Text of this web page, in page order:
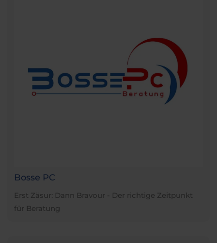
Bosse PC
Erst Zäsur: Dann Bravour - Der richtige Zeitpunkt
für Beratung